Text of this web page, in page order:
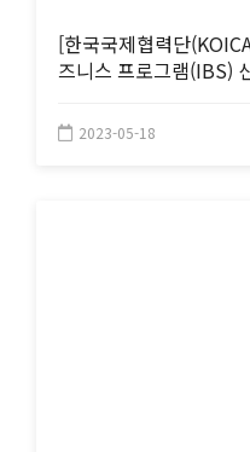
[한국국제협력단
즈니스 프로그램(IBS)
2023-05-18